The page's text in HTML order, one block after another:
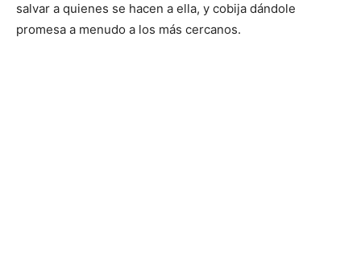
salvar a quienes se hacen a ella, y cobija dándole
promesa a menudo a los más cercanos.